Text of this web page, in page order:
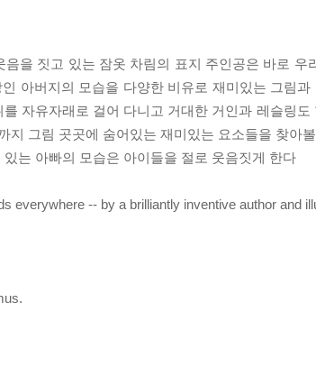
을 짓고 있는 잠옷 차림의 표지 주인공은 바로
아버지의 모습을 다양한 비유로 재미있는 그림
자유자래로 걸어 다니고 거대한 거인과 레슬링
지 그림 곳곳에 숨어있는 재미있는 요소들을 찾아
는 아빠의 모습은 아이들을 절로 웃음짓게 한다
everywhere -- by a brilliantly inventive author and